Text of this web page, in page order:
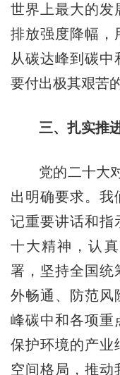
世界上最大的发
排放强度降幅，
从碳达峰到碳中
要付出极其艰苦
三、扎实推进
党的二十大对
出明确要求。我
记重要讲话和指
十大精神，认
署，坚持全国统
外畅通、防范风
峰碳中和各项重
保护环境的产业
空间格局，推动